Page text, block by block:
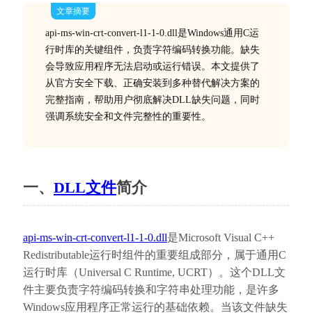
文章摘要
api-ms-win-crt-convert-l1-1-0.dll是Windows通用C运
行时库的关键组件，负责字符编码转换功能。缺失
会导致应用程序无法启动或运行错误。本文提供了
从官方安全下载、正确安装到多种替代解决方案的
完整指南，帮助用户彻底解决DLL缺失问题，同时
强调系统安全和文件完整性的重要性。
一、 DLL文件简介
api-ms-win-crt-convert-l1-1-0.dll是Microsoft Visual C++
Redistributable运行时组件的重要组成部分，属于通用C
运行时库（Universal C Runtime, UCRT）。这个DLL文
件主要负责字符编码转换和字符串处理功能，是许多
Windows应用程序正常运行的基础依赖。当该文件缺失